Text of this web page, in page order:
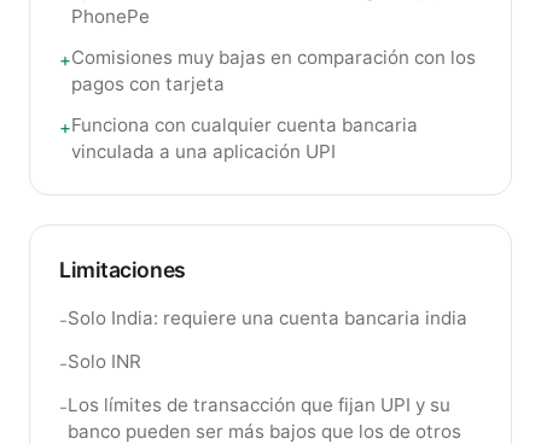
PhonePe
+Comisiones muy bajas en comparación con los
pagos con tarjeta
+Funciona con cualquier cuenta bancaria
vinculada a una aplicación UPI
Limitaciones
-Solo India: requiere una cuenta bancaria india
-Solo INR
-Los límites de transacción que fijan UPI y su
banco pueden ser más bajos que los de otros